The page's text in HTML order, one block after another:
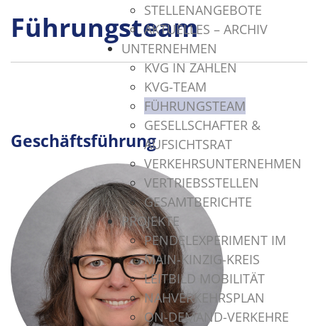
STELLENANGEBOTE
AKTUELLES – ARCHIV
UNTERNEHMEN
KVG IN ZAHLEN
KVG-TEAM
FÜHRUNGSTEAM
GESELLSCHAFTER &
AUFSICHTSRAT
VERKEHRSUNTERNEHMEN
VERTRIEBSSTELLEN
GESAMTBERICHTE
PROJEKTE
PENDELEXPERIMENT IM
MAIN-KINZIG-KREIS
LEITBILD MOBILITÄT
NAHVERKEHRSPLAN
ON-DEMAND-VERKEHRE
Führungsteam
Geschäftsführung